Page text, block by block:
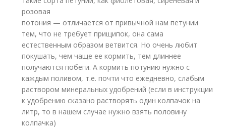
розовая
потония — отличается от привычной нам петунии
тем, что не требует прищипок, она сама
естественным образом ветвится. Но очень любит
покушать, чем чаще ее кормить, тем длиннее
получаются побеги. А кормить потунию нужно с
каждым поливом, т.е. почти что ежедневно, слабым
раствором минеральных удобрений (если в инструкции
к удобрению сказано растворять один колпачок на
литр, то в нашем случае нужно взять половину
колпачка)